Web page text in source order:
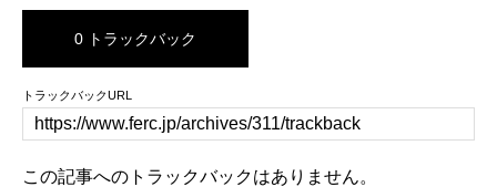
0 トラックバック
トラックバックURL
この記事へのトラックバックはありません。